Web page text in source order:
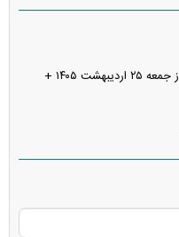
قیمت بیت کوین و ارز‌های دیجیتال امروز جمعه ۲۵ اردیبهشت ۱۴۰۵ +